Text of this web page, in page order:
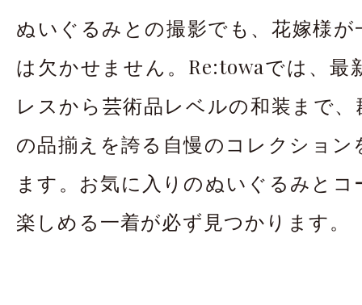
ぬいぐるみとの撮影でも、花嫁様が
は欠かせません。Re:towaでは、最
レスから芸術品レベルの和装まで、
の品揃えを誇る自慢のコレクション
ます。お気に入りのぬいぐるみと
楽しめる一着が必ず見つかります。